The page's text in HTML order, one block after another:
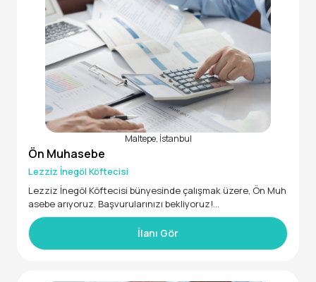
-Dikkatli, titiz ve sorumluluk sahibi
Maltepe, İstanbul
Ön Muhasebe
Lezziz İnegöl Köftecisi
Lezziz İnegöl Köftecisi bünyesinde çalışmak üzere, Ön Muh
asebe arıyoruz. Başvurularınızı bekliyoruz!
• En az 1 yıl deneyimli
İlanı Gör